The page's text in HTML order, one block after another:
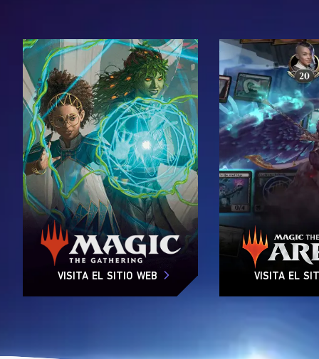
VISITA EL SITIO WEB VISITA EL